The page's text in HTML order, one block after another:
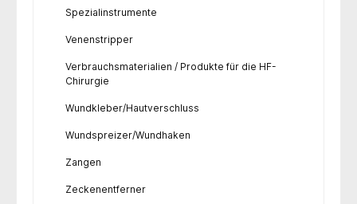
Spezialinstrumente
Venenstripper
Verbrauchsmaterialien / Produkte für die HF-
Chirurgie
Wundkleber/Hautverschluss
Wundspreizer/Wundhaken
Zangen
Zeckenentferner